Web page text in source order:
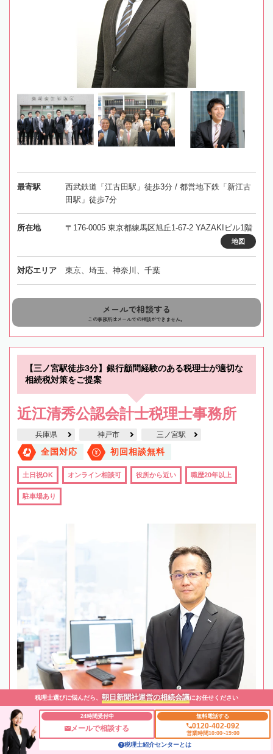
最寄駅
西武鉄道「江古田駅」徒歩3分 / 都営地下鉄「新江古
田駅」徒歩7分
所在地 〒176-0005 東京都練馬区旭丘1-67-2 YAZAKIビル1階
地図
対応エリア 東京、埼玉、神奈川、千葉
メールで相談する
この事務所はメールでの相談ができません。
【三ノ宮駅徒歩3分】銀行顧問経験のある税理士が適切な
相続税対策をご提案
近江清秀公認会計士税理士事務所
兵庫県 神戸市 三ノ宮駅
全国対応 初回相談無料
土日祝OK オンライン相談可 役所から近い 職歴20年以上
駐車場あり
税理士選びに悩んだら、 朝日新聞社運営の相続会議にお任せください
24時間受付中
メールで相談する
無料電話する
0120-402-092
営業時間10:00~19:00
税理士紹介センターとは